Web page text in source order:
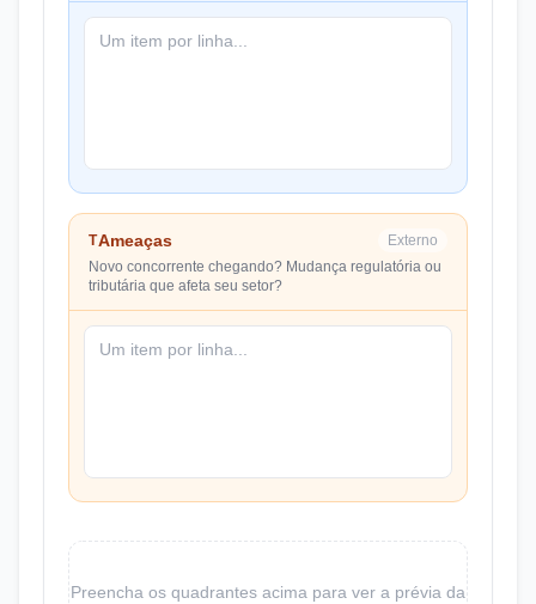
TAmeaças
Externo
Novo concorrente chegando? Mudança regulatória ou
tributária que afeta seu setor?
Preencha os quadrantes acima para ver a prévia da